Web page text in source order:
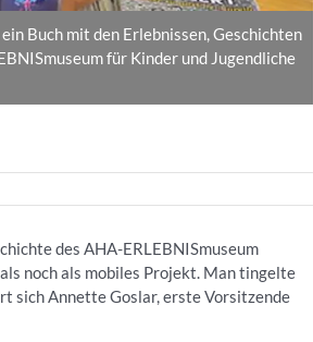
Buch mit den Erlebnissen, Geschichten
für Kinder und Jugendliche
des AHA-ERLEBNISmuseum
noch als mobiles Projekt. Man tingelte
sich Annette Goslar, erste Vorsitzende